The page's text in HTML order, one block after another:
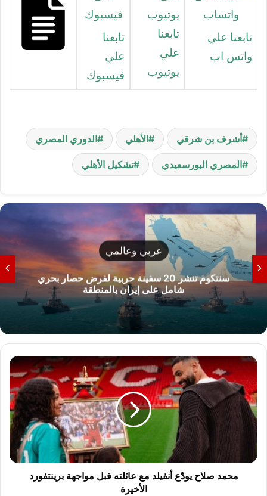
تابعنا علي
واتس اب
تابعنا
علي
يوتيوب
تابعنا
علي
فيسبوك
أشرف بن شرقي الأهلي الدوري المصري
المصري البورسعيدي تشكيل الأهلي
عربي وعالمي
سنتكوم تنشر 20 سفينة حربية لفرض حصار بحري
شامل على إيران بالمنطقة
م
ح
م
د
ص
ل
ا
ح
ي
محمد صلاح يودّع أنفيلد مع عائلته قبل مواجهة برينتفورد
الأخيرة